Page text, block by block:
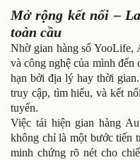
Mở rộng kết nối –
toàn cầu
Nhờ gian hàng số YooLife,
và công nghệ của mình đến
hạn bởi địa lý hay thời
truy cập, tìm hiểu, và kết
tuyến.
Việc tái hiện gian hàng
không chỉ là một bước tiến
minh chứng rõ nét cho